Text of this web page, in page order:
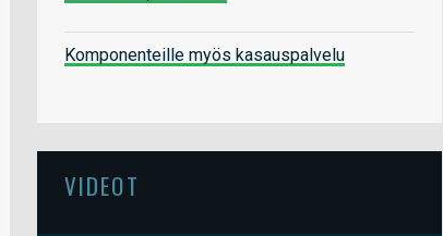
Komponenteille myös kasauspalvelu
VIDEOT